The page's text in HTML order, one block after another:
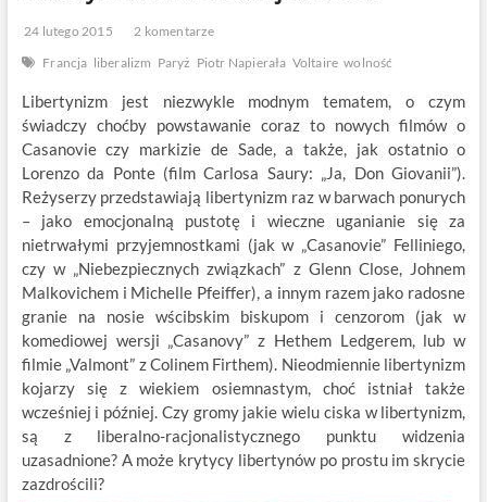
24 lutego 2015
2 komentarze
Francja liberalizm Paryż Piotr Napierała Voltaire wolność
Libertynizm jest niezwykle modnym tematem, o czym
świadczy choćby powstawanie coraz to nowych filmów o
Casanovie czy markizie de Sade, a także, jak ostatnio o
Lorenzo da Ponte (film Carlosa Saury: „Ja, Don Giovanii”).
Reżyserzy przedstawiają libertynizm raz w barwach ponurych
– jako emocjonalną pustotę i wieczne uganianie się za
nietrwałymi przyjemnostkami (jak w „Casanovie” Felliniego,
czy w „Niebezpiecznych związkach” z Glenn Close, Johnem
Malkovichem i Michelle Pfeiffer), a innym razem jako radosne
granie na nosie wścibskim biskupom i cenzorom (jak w
komediowej wersji „Casanovy” z Hethem Ledgerem, lub w
filmie „Valmont” z Colinem Firthem). Nieodmiennie libertynizm
kojarzy się z wiekiem osiemnastym, choć istniał także
wcześniej i później. Czy gromy jakie wielu ciska w libertynizm,
są z liberalno-racjonalistycznego punktu widzenia
uzasadnione? A może krytycy libertynów po prostu im skrycie
zazdrościli?